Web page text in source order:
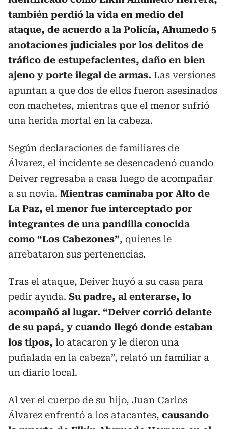
también perdió la vida en medio del
ataque, de acuerdo a la Policía, Ahumedo 5
anotaciones judiciales por los delitos de
tráfico de estupefacientes, daño en bien
ajeno y porte ilegal de armas. Las versiones
apuntan a que dos de ellos fueron asesinados
con machetes, mientras que el menor sufrió
una herida mortal en la cabeza.
Según declaraciones de familiares de
Álvarez, el incidente se desencadenó cuando
Deiver regresaba a casa luego de acompañar
a su novia. Mientras caminaba por Alto de
La Paz, el menor fue interceptado por
integrantes de una pandilla conocida
como “Los Cabezones”, quienes le
arrebataron sus pertenencias.
Tras el ataque, Deiver huyó a su casa para
pedir ayuda. Su padre, al enterarse, lo
acompañó al lugar. “Deiver corrió delante
de su papá, y cuando llegó donde estaban
los tipos, lo atacaron y le dieron una
puñalada en la cabeza”, relató un familiar a
un diario local.
Al ver el cuerpo de su hijo, Juan Carlos
Álvarez enfrentó a los atacantes, causando